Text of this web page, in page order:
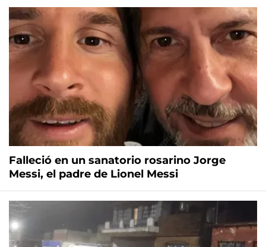
Falleció en un sanatorio rosarino Jorge
Messi, el padre de Lionel Messi